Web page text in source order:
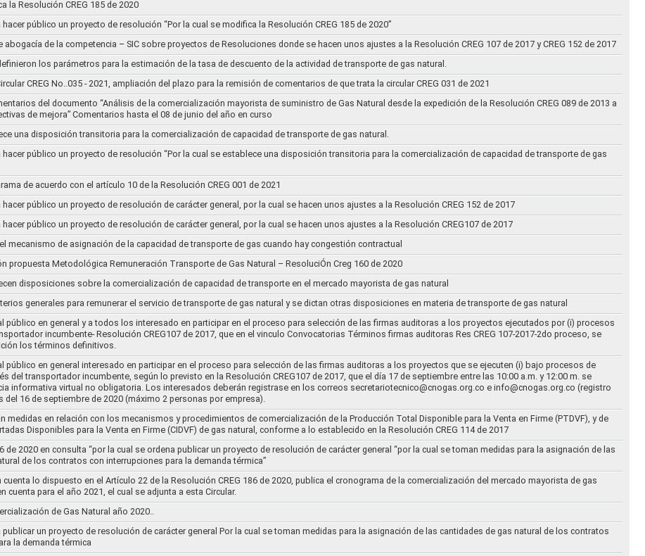
la Resolución CREG 185 de 2020
público un proyecto de resolución “Por la cual se modifica la Resolución CREG 185 de 2020”
abogacía de la competencia – SIC sobre proyectos de Resoluciones donde se hacen unos ajustes a la Resolución CREG 107 de 2017 y CREG 152 de 2017
los parámetros para la estimación de la tasa de descuento de la actividad de transporte de gas natural.
CREG No..035 - 2021, ampliación del plazo para la remisión de comentarios de que trata la circular CREG 031 de 2021
del documento “Análisis de la comercialización mayorista de suministro de Gas Natural desde la expedición de la Resolución CREG 089 de 2013 a
de mejora” Comentarios hasta el 08 de junio del año en curso
una disposición transitoria para la comercialización de capacidad de transporte de gas natural.
hacer público un proyecto de resolución “Por la cual se establece una disposición transitoria para la comercialización de capacidad de transporte de gas
de acuerdo con el artículo 10 de la Resolución CREG 001 de 2021
público un proyecto de resolución de carácter general, por la cual se hacen unos ajustes a la Resolución CREG 152 de 2017
público un proyecto de resolución de carácter general, por la cual se hacen unos ajustes a la Resolución CREG107 de 2017
mecanismo de asignación de la capacidad de transporte de gas cuando hay congestión contractual
propuesta Metodológica Remuneración Transporte de Gas Natural – ResoluciÓn Creg 160 de 2020
disposiciones sobre la comercialización de capacidad de transporte en el mercado mayorista de gas natural
generales para remunerar el servicio de transporte de gas natural y se dictan otras disposiciones en materia de transporte de gas natural
público en general y a todos los interesado en participar en el proceso para selección de las firmas auditoras a los proyectos ejecutados por (i) procesos
incumbente- Resolución CREG107 de 2017, que en el vinculo Convocatorias Términos firmas auditoras Res CREG 107-2017-2do proceso, se
los términos definitivos.
público en general interesado en participar en el proceso para selección de las firmas auditoras a los proyectos que se ejecuten (i) bajo procesos de
del transportador incumbente, según lo previsto en la Resolución CREG107 de 2017, que el día 17 de septiembre entre las 10:00 a.m. y 12:00 m. se
informativa virtual no obligatoria. Los interesados deberán registrase en los correos secretariotecnico@cnogas.org.co e info@cnogas.org.co (registro
del 16 de septiembre de 2020 (máximo 2 personas por empresa).
medidas en relación con los mecanismos y procedimientos de comercialización de la Producción Total Disponible para la Venta en Firme (PTDVF), y de
Disponibles para la Venta en Firme (CIDVF) de gas natural, conforme a lo establecido en la Resolución CREG 114 de 2017
de 2020 en consulta “por la cual se ordena publicar un proyecto de resolución de carácter general “por la cual se toman medidas para la asignación de las
de los contratos con interrupciones para la demanda térmica”
cuenta lo dispuesto en el Artículo 22 de la Resolución CREG 186 de 2020, publica el cronograma de la comercialización del mercado mayorista de gas
cuenta para el año 2021, el cual se adjunta a esta Circular.
de Gas Natural año 2020..
publicar un proyecto de resolución de carácter general Por la cual se toman medidas para la asignación de las cantidades de gas natural de los contratos
la demanda térmica